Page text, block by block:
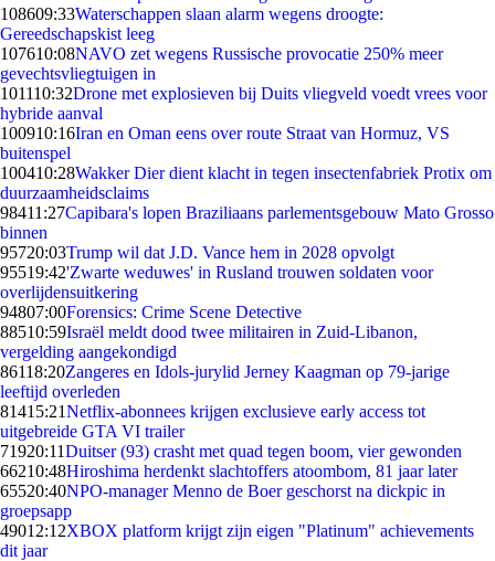
108609:33Waterschappen slaan alarm wegens droogte:
Gereedschapskist leeg
107610:08NAVO zet wegens Russische provocatie 250% meer
gevechtsvliegtuigen in
101110:32Drone met explosieven bij Duits vliegveld voedt vrees voor
hybride aanval
100910:16Iran en Oman eens over route Straat van Hormuz, VS
buitenspel
100410:28Wakker Dier dient klacht in tegen insectenfabriek Protix om
duurzaamheidsclaims
98411:27Capibara's lopen Braziliaans parlementsgebouw Mato Grosso
binnen
95720:03Trump wil dat J.D. Vance hem in 2028 opvolgt
95519:42'Zwarte weduwes' in Rusland trouwen soldaten voor
overlijdensuitkering
94807:00Forensics: Crime Scene Detective
88510:59Israël meldt dood twee militairen in Zuid-Libanon,
vergelding aangekondigd
86118:20Zangeres en Idols-jurylid Jerney Kaagman op 79-jarige
leeftijd overleden
81415:21Netflix-abonnees krijgen exclusieve early access tot
uitgebreide GTA VI trailer
71920:11Duitser (93) crasht met quad tegen boom, vier gewonden
66210:48Hiroshima herdenkt slachtoffers atoombom, 81 jaar later
65520:40NPO-manager Menno de Boer geschorst na dickpic in
groepsapp
49012:12XBOX platform krijgt zijn eigen "Platinum" achievements
dit jaar